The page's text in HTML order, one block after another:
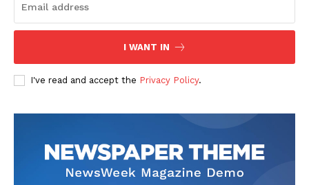
I WANT IN
I've read and accept the Privacy Policy.